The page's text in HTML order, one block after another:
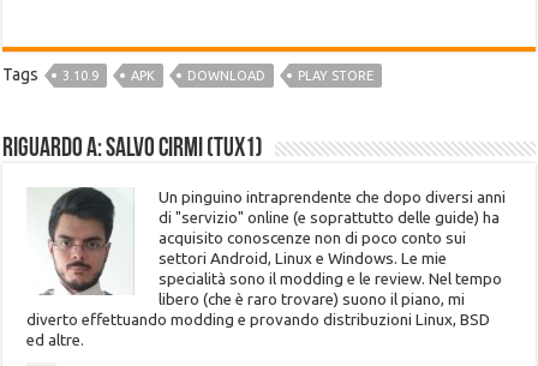
Tags 3.10.9 APK DOWNLOAD PLAY STORE
Riguardo a: Salvo Cirmi (Tux1)
Un pinguino intraprendente che dopo diversi anni
di "servizio" online (e soprattutto delle guide) ha
acquisito conoscenze non di poco conto sui
settori Android, Linux e Windows. Le mie
specialità sono il modding e le review. Nel tempo
libero (che è raro trovare) suono il piano, mi
diverto effettuando modding e provando distribuzioni Linux, BSD
ed altre.